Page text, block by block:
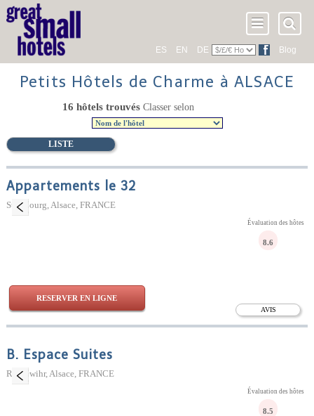
ES EN DE Blog
Petits Hôtels de Charme à ALSACE
LISTE
16 hôtels trouvés Classer selon
Appartements le 32
Strasbourg, Alsace, FRANCE
AVIS
Évaluation des hôtes
8.6
RESERVER EN LIGNE
B. Espace Suites
Riquewihr, Alsace, FRANCE
Évaluation des hôtes
8.5